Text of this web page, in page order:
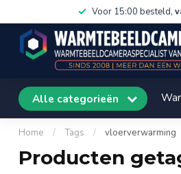
Voor 15:00 besteld,
Alle categorieën
Home / Tags / vloerverwarming
Producten